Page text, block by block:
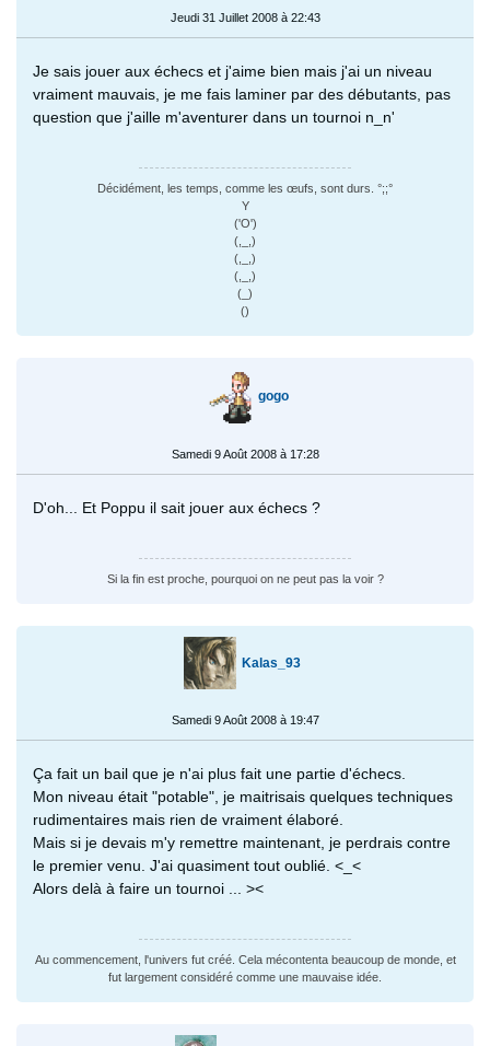
Jeudi 31 Juillet 2008 à 22:43
Je sais jouer aux échecs et j'aime bien mais j'ai un niveau
vraiment mauvais, je me fais laminer par des débutants, pas
question que j'aille m'aventurer dans un tournoi n_n'
Décidément, les temps, comme les œufs, sont durs. °;;°
Y
('O')
(,_,)
(,_,)
(,_,)
(_)
()
gogo
Samedi 9 Août 2008 à 17:28
D'oh... Et Poppu il sait jouer aux échecs ?
Si la fin est proche, pourquoi on ne peut pas la voir ?
Kalas_93
Samedi 9 Août 2008 à 19:47
Ça fait un bail que je n'ai plus fait une partie d'échecs.
Mon niveau était "potable", je maitrisais quelques techniques
rudimentaires mais rien de vraiment élaboré.
Mais si je devais m'y remettre maintenant, je perdrais contre
le premier venu. J'ai quasiment tout oublié. <_<
Alors delà à faire un tournoi ... ><
Au commencement, l'univers fut créé. Cela mécontenta beaucoup de monde, et
fut largement considéré comme une mauvaise idée.